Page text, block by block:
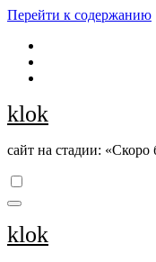
Перейти к содержанию
klok
сайт на стадии: «Скоро
klok